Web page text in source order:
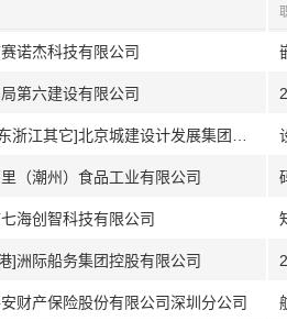
诺杰科技有限公司
第六建设有限公司
（潮州）食品工业有限公司
海创智科技有限公司
]洲际船务集团控股有限公司
财产保险股份有限公司深圳分公司